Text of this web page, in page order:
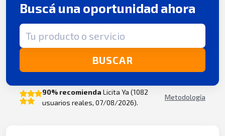
Buscá una oportunidad ahora
Término de búsqueda
BUSCAR
90% recomienda Licita Ya (1082
usuarios reales, 07/08/2026).
Metodología